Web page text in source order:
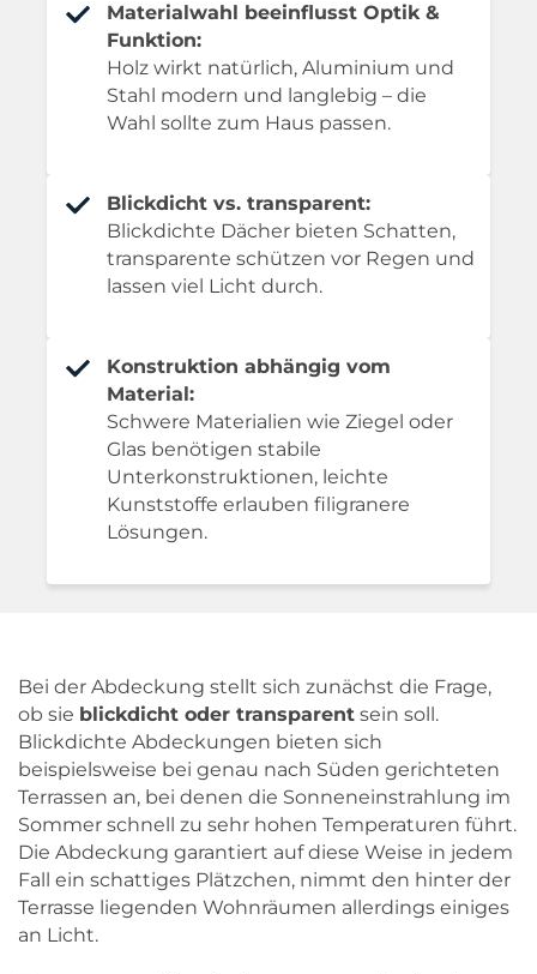
Materialwahl beeinflusst Optik &
Funktion:
Holz wirkt natürlich, Aluminium und
Stahl modern und langlebig – die
Wahl sollte zum Haus passen.
Blickdicht vs. transparent:
Blickdichte Dächer bieten Schatten,
transparente schützen vor Regen und
lassen viel Licht durch.
Konstruktion abhängig vom
Material:
Schwere Materialien wie Ziegel oder
Glas benötigen stabile
Unterkonstruktionen, leichte
Kunststoffe erlauben filigranere
Lösungen.
Bei der Abdeckung stellt sich zunächst die Frage,
ob sie blickdicht oder transparent sein soll.
Blickdichte Abdeckungen bieten sich
beispielsweise bei genau nach Süden gerichteten
Terrassen an, bei denen die Sonneneinstrahlung im
Sommer schnell zu sehr hohen Temperaturen führt.
Die Abdeckung garantiert auf diese Weise in jedem
Fall ein schattiges Plätzchen, nimmt den hinter der
Terrasse liegenden Wohnräumen allerdings einiges
an Licht.